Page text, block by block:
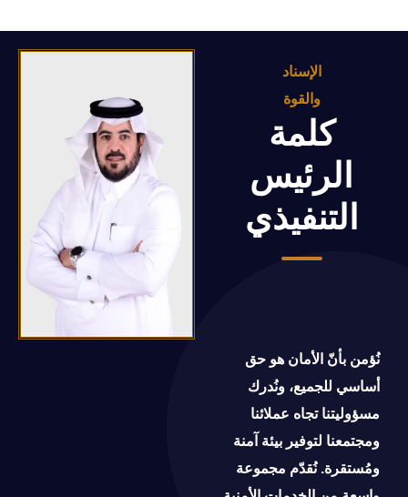
الإسناد
والقوة
كلمة
الرئيس
التنفيذي
نُؤمن بأنّ الأمان هو حق
أساسي للجميع، ونُدرك
مسؤوليتنا تجاه عملائنا
ومجتمعنا لتوفير بيئة آمنة
ومُستقرة. نُقدّم مجموعة